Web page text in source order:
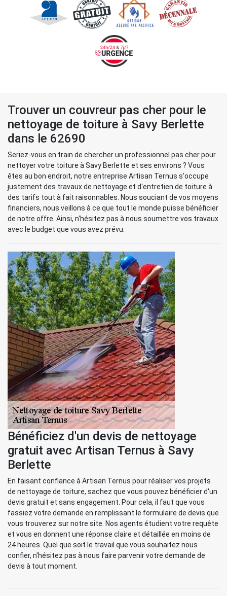
Trouver un couvreur pas cher pour le
nettoyage de toiture à Savy Berlette
dans le 62690
Seriez-vous en train de chercher un professionnel pas cher pour
nettoyer votre toiture à Savy Berlette et ses environs ? Vous
êtes au bon endroit, notre entreprise Artisan Ternus s'occupe
justement des travaux de nettoyage et d'entretien de toiture à
des tarifs tout à fait raisonnables. Nous souciant de vos moyens
financiers, nous veillons à ce que tout le monde puisse bénéficier
de notre offre. Ainsi, n'hésitez pas à nous soumettre vos travaux
avec le budget que vous avez prévu.
Bénéficiez d'un devis de nettoyage
gratuit avec Artisan Ternus à Savy
Berlette
En faisant confiance à Artisan Ternus pour réaliser vos projets
de nettoyage de toiture, sachez que vous pouvez bénéficier d'un
devis gratuit et sans engagement. Pour cela, il faut que vous
fassiez votre demande en remplissant le formulaire de devis que
vous trouverez sur notre site. Nos agents étudient votre requête
et vous en donnent une réponse claire et détaillée en moins de
24 heures. Quel que soit le travail que vous souhaitez nous
confier, n'hésitez pas à nous faire parvenir votre demande de
devis à tout moment.